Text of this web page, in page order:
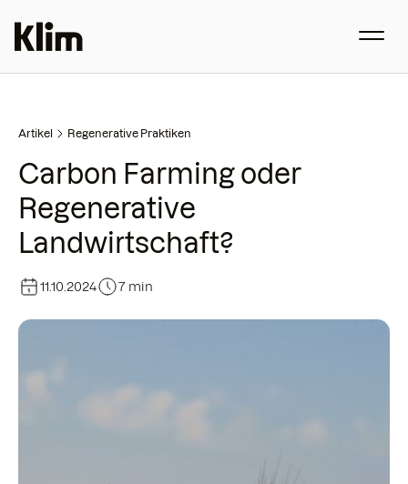
Artikel Regenerative Praktiken
Carbon Farming oder
Regenerative
Landwirtschaft?
11.10.2024 7 min